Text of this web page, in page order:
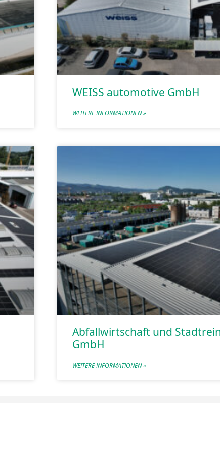
WEISS automotive GmbH
WEITERE INFORMATIONEN »
Abfallwirtschaft und
GmbH
WEITERE INFORMATIONEN »